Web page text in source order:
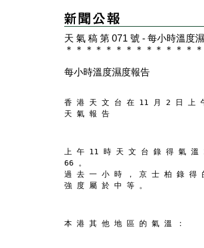
天 氣 稿 第 071 號 - 每小時溫度
＊
＊ ＊ ＊ ＊ ＊ ＊ ＊ ＊ ＊ ＊ ＊ ＊ ＊
每小時溫度濕度報告
香 港 天 文 台 在 11 月 2 日 上
天 氣 報 告
上 午 11 時 天 文 台 錄 得 氣 溫
66 。
過 去 一 小 時 ， 京 士 柏 錄 得
強 度 屬 於 中 等 。
本 港 其 他 地 區 的 氣 溫 ：